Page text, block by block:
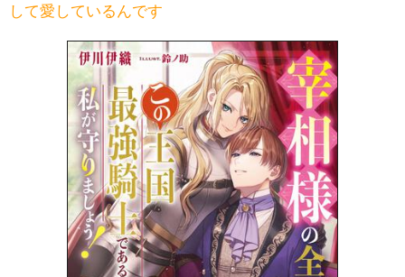
して愛しているんです